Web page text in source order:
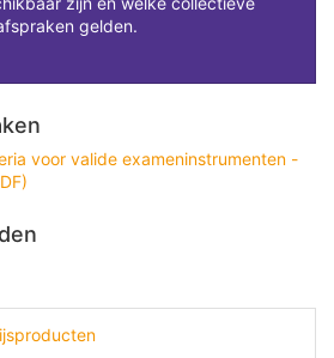
gelden.
voor valide exameninstrumenten -